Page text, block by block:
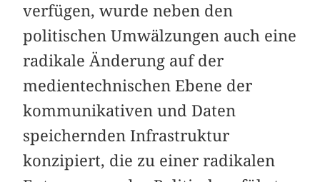
verfügen, wurde neben den
politischen Umwälzungen auch eine
radikale Änderung auf der
medientechnischen Ebene der
kommunikativen und Daten
speichernden Infrastruktur
konzipiert, die zu einer radikalen